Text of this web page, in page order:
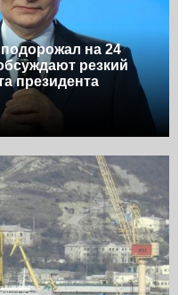
на 24
резкий
президента